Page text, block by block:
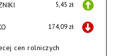
5,45 zł
174,09 zł
cen rolniczych